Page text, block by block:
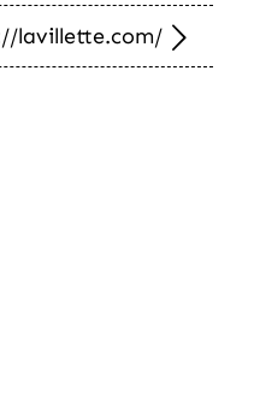
lavillette.com/